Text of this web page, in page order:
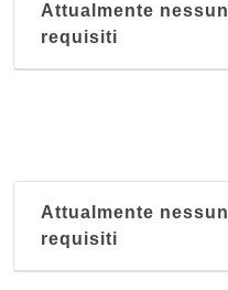
Attualmente
requisiti
Attualmente
requisiti